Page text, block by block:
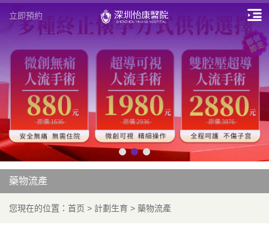
立即預約
藥物流產
您現在的位置： 首页 > 計劃生育 > 藥物流產